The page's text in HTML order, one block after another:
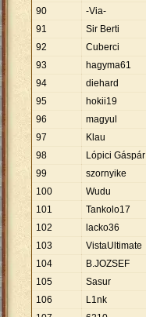
90
-Via-
91
Sir Berti
92
Cuberci
93
hagyma61
94
diehard
95
hokii19
96
magyul
97
Klau
98
Lópici Gáspár
99
szornyike
100
Wudu
101
Tankolo17
102
lacko36
103
VistaUltimate
104
B.JOZSEF
105
Sasur
106
L1nk